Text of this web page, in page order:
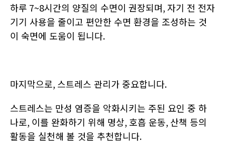
하루 7~8시간의 양질의 수면이 권장되며,자기 전 전자
기기 사용을 줄이고 편안한 수면 환경을 조성하는 것
이 숙면에 도움이 됩니다.
마지막으로, 스트레스 관리가 중요합니다.
스트레스는 만성 염증을 악화시키는 주된 요인 중 하
나로, 이를 완화하기 위해 명상, 호흡 운동, 산책 등의
활동을 실천해 볼 것을 추천합니다.